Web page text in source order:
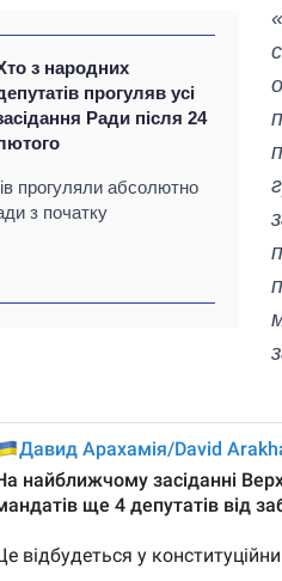
з народних
прогуляв усі
Ради після 24
прогуляли абсолютно
з початку